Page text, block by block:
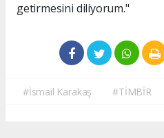
getirmesini diliyorum."
#İsmail Karakaş #TİMBİR